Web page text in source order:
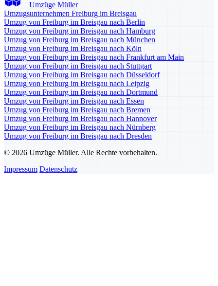
Umzüge Müller
Umzugsunternehmen Freiburg im Breisgau
Umzug von Freiburg im Breisgau nach Berlin
Umzug von Freiburg im Breisgau nach Hamburg
Umzug von Freiburg im Breisgau nach München
Umzug von Freiburg im Breisgau nach Köln
Umzug von Freiburg im Breisgau nach Frankfurt am Main
Umzug von Freiburg im Breisgau nach Stuttgart
Umzug von Freiburg im Breisgau nach Düsseldorf
Umzug von Freiburg im Breisgau nach Leipzig
Umzug von Freiburg im Breisgau nach Dortmund
Umzug von Freiburg im Breisgau nach Essen
Umzug von Freiburg im Breisgau nach Bremen
Umzug von Freiburg im Breisgau nach Hannover
Umzug von Freiburg im Breisgau nach Nürnberg
Umzug von Freiburg im Breisgau nach Dresden
© 2026 Umzüge Müller. Alle Rechte vorbehalten.
Impressum Datenschutz